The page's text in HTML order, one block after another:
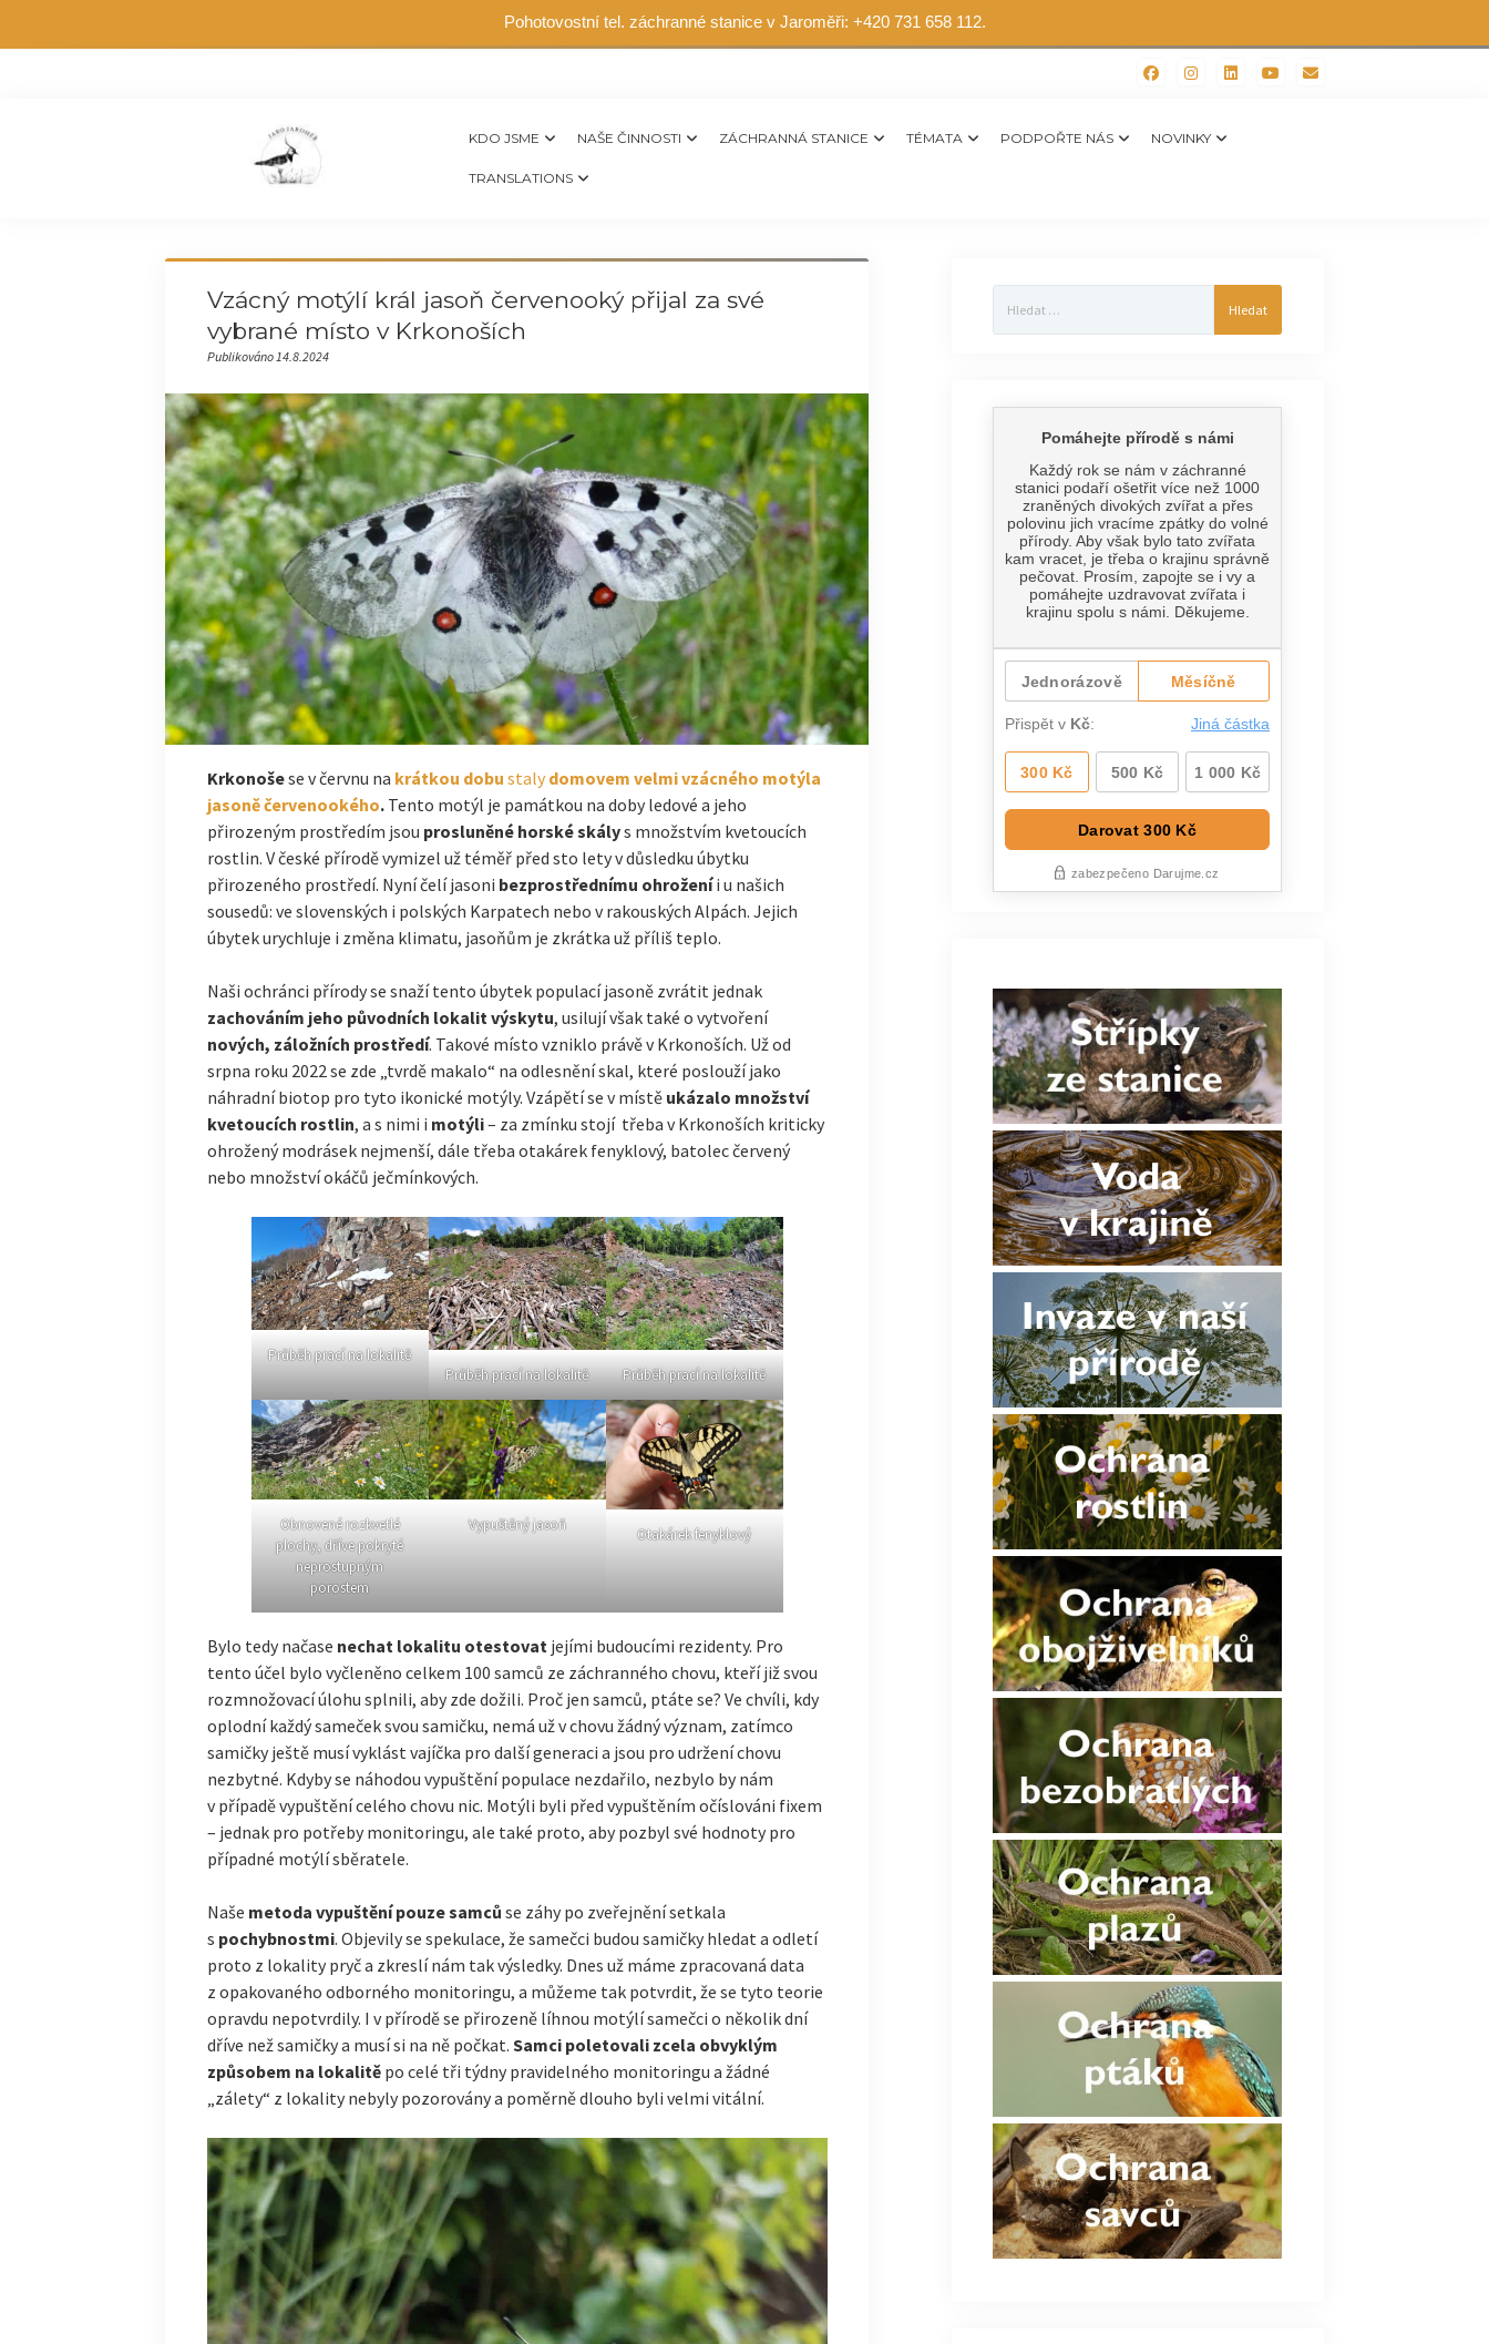
Pohotovostní tel. záchranné stanice v Jaroměři: +420 731 658 112.
KDO JSME NAŠE ČINNOSTI ZÁCHRANNÁ STANICE TÉMATA PODPOŘTE NÁS NOVINKY
TRANSLATIONS
Vzácný motýlí král jasoň červenooký přijal za své
vybrané místo v Krkonoších
Publikováno 14.8.2024
Krkonošese v červnu na krátkou dobu staly domovem velmi vzácného motýla
jasoně červenookého.Tento motýl je památkou na doby ledové a jeho
přirozeným prostředím jsou prosluněné horské skálys množstvím kvetoucích
rostlin. V české přírodě vymizel už téměř před sto lety v důsledku úbytku
přirozeného prostředí. Nyní čelí jasoni bezprostřednímu ohroženíi u našich
sousedů: ve slovenských i polských Karpatech nebo v rakouských Alpách. Jejich
úbytek urychluje i změna klimatu, jasoňům je zkrátka už příliš teplo.
Naši ochránci přírody se snaží tento úbytek populací jasoně zvrátit jednak
zachováním jeho původních lokalit výskytu, usilují však také o vytvoření
nových, záložních prostředí. Takové místo vzniklo právě v Krkonoších. Už od
srpna roku 2022 se zde „tvrdě makalo“ na odlesnění skal, které poslouží jako
náhradní biotop pro tyto ikonické motýly. Vzápětí se v místě ukázalo množství
kvetoucích rostlin, a s nimi i motýli– za zmínku stojí třeba v Krkonoších kriticky
ohrožený modrásek nejmenší, dále třeba otakárek fenyklový, batolec červený
nebo množství okáčů ječmínkových.
Průběh prací na lokalitě
Průběh prací na lokalitě
Průběh prací na lokalitě
Obnovené rozkvetlé
plochy, dříve pokryté
neprostupným
porostem
Vypuštěný jasoň
Otakárek fenyklový
Bylo tedy načase nechat lokalitu otestovatjejími budoucími rezidenty. Pro
tento účel bylo vyčleněno celkem 100 samců ze záchranného chovu, kteří již svou
rozmnožovací úlohu splnili, aby zde dožili. Proč jen samců, ptáte se? Ve chvíli, kdy
oplodní každý sameček svou samičku, nemá už v chovu žádný význam, zatímco
samičky ještě musí vyklást vajíčka pro další generaci a jsou pro udržení chovu
nezbytné. Kdyby se náhodou vypuštění populace nezdařilo, nezbylo by nám
v případě vypuštění celého chovu nic. Motýli byli před vypuštěním očíslováni fixem
– jednak pro potřeby monitoringu, ale také proto, aby pozbyl své hodnoty pro
případné motýlí sběratele.
Naše metoda vypuštění pouze samců se záhy po zveřejnění setkala
s pochybnostmi. Objevily se spekulace, že samečci budou samičky hledat a odletí
proto z lokality pryč a zkreslí nám tak výsledky. Dnes už máme zpracovaná data
z opakovaného odborného monitoringu, a můžeme tak potvrdit, že se tyto teorie
opravdu nepotvrdily. I v přírodě se přirozeně líhnou motýlí samečci o několik dní
dříve než samičky a musí si na ně počkat. Samci poletovali zcela obvyklým
způsobem na lokalitě po celé tři týdny pravidelného monitoringu a žádné
„zálety“ z lokality nebyly pozorovány a poměrně dlouho byli velmi vitální.